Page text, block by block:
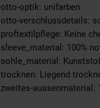
otto-optik: unifarben
otto-verschlussdetails:
proftextilpflege: Keine
sleeve_material: 100%
sohle_material:
trocknen: Liegend
zweites-aussenmaterial: